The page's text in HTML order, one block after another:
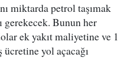
miktarda petrol taşımak
gerekecek. Bunun her
ek yakıt maliyetine ve 1
yol açacağı